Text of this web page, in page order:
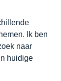
Ik ben
naar
huidige